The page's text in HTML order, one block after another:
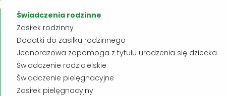
Świadczenia rodzinne
Zasiłek rodzinny
Dodatki do zasiłku rodzinnego
Jednorazowa zapomoga z tytułu urodzenia się dziecka
Świadczenie rodzicielskie
Świadczenie pielęgnacyjne
Zasiłek pielęgnacyjny